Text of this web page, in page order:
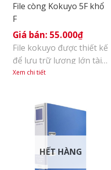
File còng Kokuyo 5F khổ
F
55.000₫
File kokuyo được thiết kế
để lưu trữ lượng lớn tài
liệu. Kẹp nhựa chặn tài
vị còng chắc chắn, không
bị lệch khi đóng/ mở,
thao tác đơn giản. Mặt
ngoài được bao phủ bởi
màng PP, thân thiện với
Xem chi tiết
HẾT HÀNG